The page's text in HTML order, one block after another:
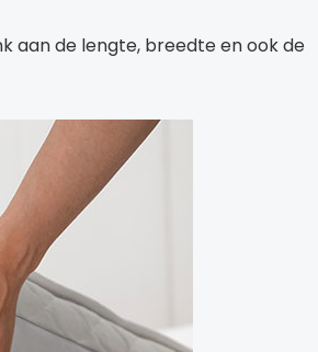
aan de lengte, breedte en ook de